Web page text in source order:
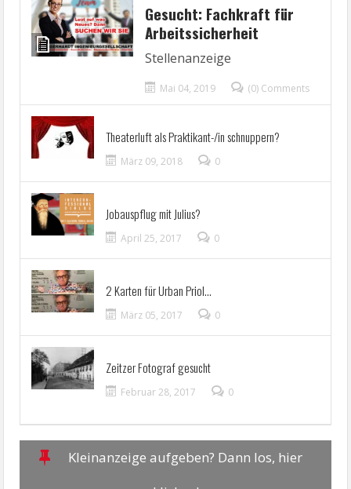
Gesucht: Fachkraft für
Arbeitssicherheit
Stellenanzeige
Mai 04, 2019 (0) Comments
Theaterluft als Praktikant-/in schnuppern?
März 09, 2018 0
Jobauspflug mit Julius?
April 25, 2017 0
2 Karten für Urban Priol…
März 05, 2017 0
Zeitzer Fotograf gesucht
Februar 28, 2017 0
Kleinanzeige aufgeben? Dann los, hier